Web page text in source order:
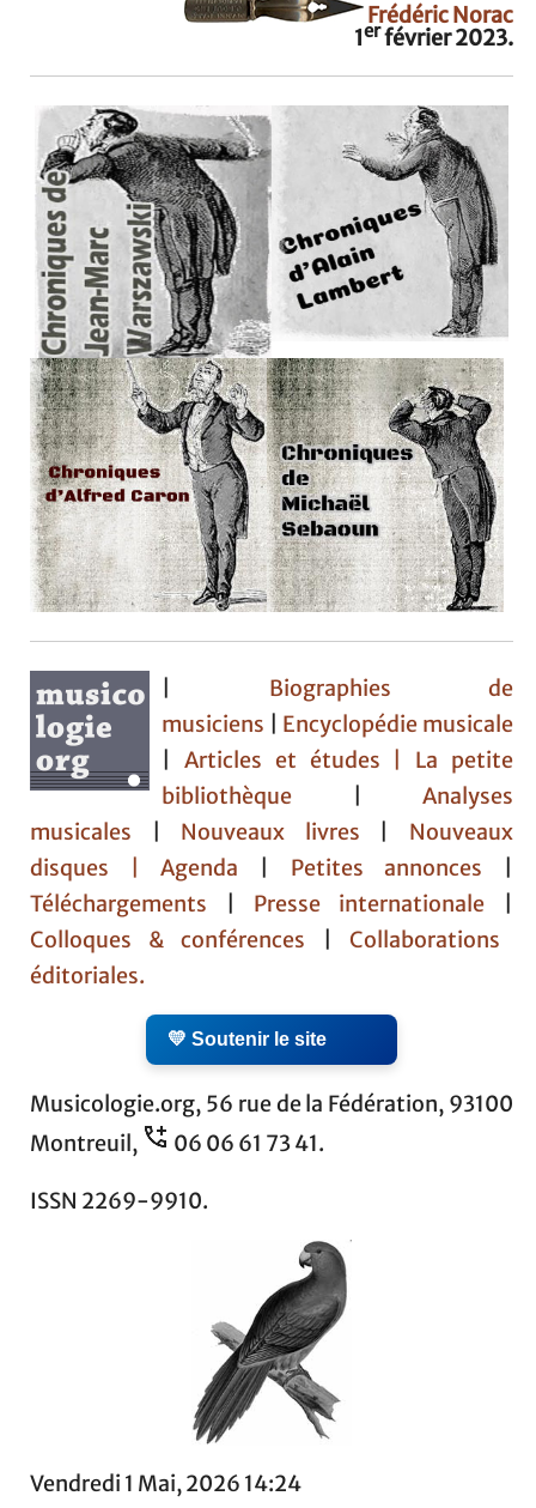
Frédéric Norac
1erfévrier 2023.
Biographies de
musiciens
Encyclopédie musicale
|Articles et études | La petite
bibliothèque
Analyses
musicales
Nouveaux livres
Nouveaux
disques |Agenda Petites annonces
Téléchargements
Presse internationale
Colloques & conférences
Collaborations
éditoriales.
💛 Soutenir le site
Musicologie.org, 56 rue de la Fédération, 93100
Montreuil,
06 06 61 73 41.
ISSN 2269-9910.
Vendredi 1 Mai, 2026 14:24